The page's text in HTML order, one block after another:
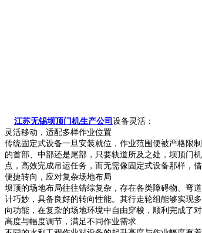
江苏无锡坝顶门机生产公司 设备灵活：
灵活移动，适配多样作业位置
传统固定式设备一旦安装就位，作业范围便被严格限
的首部、中部还是尾部，只要轨道所及之处，坝顶门
点，高效完成吊运任务，而无需像固定式设备那样，
便捷转向，应对复杂场地布局
坝顶的场地布局往往错综复杂，存在各类障碍物、弯
计巧妙，具备良好的转向性能。其行走轮组能够实现
向功能，在复杂的场地环境中自由穿梭，顺利完成了
高度与幅度调节，满足不同作业需求